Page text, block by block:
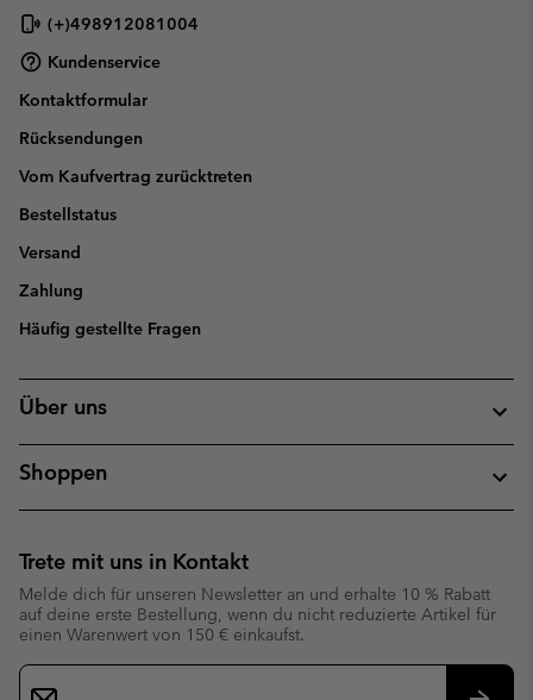
(+)498912081004
Kundenservice
Kontaktformular
Rücksendungen
Vom Kaufvertrag zurücktreten
Bestellstatus
Versand
Zahlung
Häufig gestellte Fragen
Über uns
Shoppen
Trete mit uns in Kontakt
Melde dich für unseren Newsletter an und erhalte 10 % Rabatt
auf deine erste Bestellung, wenn du nicht reduzierte Artikel für
einen Warenwert von 150 € einkaufst.
Newsletter-